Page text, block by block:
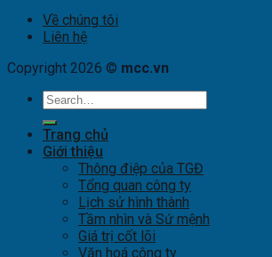
Về chúng tôi
Liên hệ
Copyright 2026 © mcc.vn
Trang chủ
Giới thiệu
Thông điệp của TGĐ
Tổng quan công ty
Lịch sử hình thành
Tầm nhìn và Sứ mệnh
Giá trị cốt lõi
Văn hoá công ty